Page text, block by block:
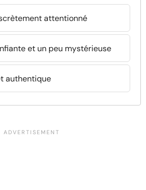
attentionné
et un peu mystérieuse
authentique